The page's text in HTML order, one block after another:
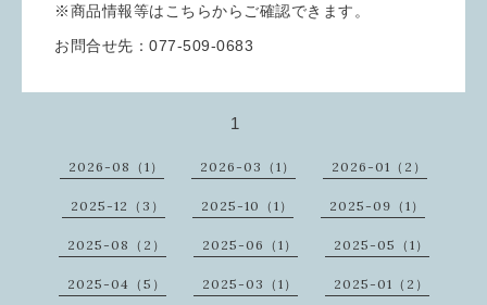
※商品情報等はこちらからご確認できます。
お問合せ先：077-509-0683
1
2026-08（1） 2026-03（1） 2026-01（2）
2025-12（3） 2025-10（1） 2025-09（1）
2025-08（2） 2025-06（1） 2025-05（1）
2025-04（5） 2025-03（1） 2025-01（2）